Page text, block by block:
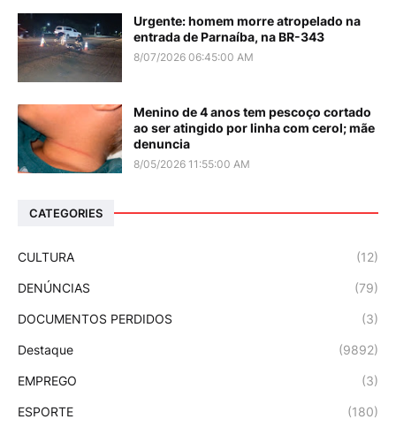
Urgente: homem morre atropelado na
entrada de Parnaíba, na BR-343
8/07/2026 06:45:00 AM
Menino de 4 anos tem pescoço cortado
ao ser atingido por linha com cerol; mãe
denuncia
8/05/2026 11:55:00 AM
CATEGORIES
CULTURA (12)
DENÚNCIAS (79)
DOCUMENTOS PERDIDOS (3)
Destaque (9892)
EMPREGO (3)
ESPORTE (180)